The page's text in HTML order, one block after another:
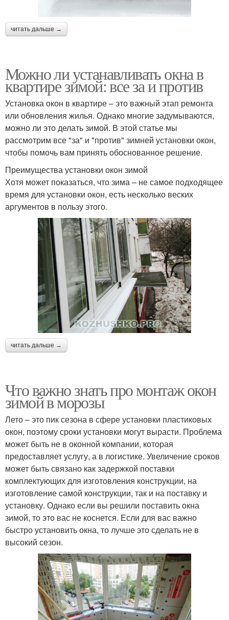
читать дальше →
Можно ли устанавливать окна в
квартире зимой: все за и против
Установка окон в квартире – это важный этап ремонта
или обновления жилья. Однако многие задумываются,
можно ли это делать зимой. В этой статье мы
рассмотрим все "за" и "против" зимней установки окон,
чтобы помочь вам принять обоснованное решение.
Преимущества установки окон зимой
Хотя может показаться, что зима – не самое подходящее
время для установки окон, есть несколько веских
аргументов в пользу этого.
читать дальше →
Что важно знать про монтаж окон
зимой в морозы
Лето – это пик сезона в сфере установки пластиковых
окон, поэтому сроки установки могут вырасти. Проблема
может быть не в оконной компании, которая
предоставляет услугу, а в логистике. Увеличение сроков
может быть связано как задержкой поставки
комплектующих для изготовления конструкции, на
изготовление самой конструкции, так и на поставку и
установку. Однако если вы решили поставить окна
зимой, то это вас не коснется. Если для вас важно
быстро установить окна, то лучше это сделать не в
высокий сезон.